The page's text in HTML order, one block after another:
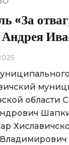
«За
Андрея
области